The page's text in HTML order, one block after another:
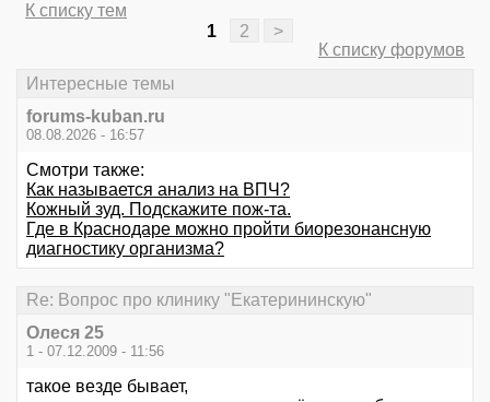
К списку тем
1
2
>
К списку форумов
Интересные темы
forums-kuban.ru
08.08.2026 - 16:57
Смотри также:
Как называется анализ на ВПЧ?
Кожный зуд. Подскажите пож-та.
Где в Краснодаре можно пройти биорезонансную
диагностику организма?
Re: Вопрос про клинику "Екатерининскую"
Олеся 25
1 - 07.12.2009 - 11:56
такое везде бывает,